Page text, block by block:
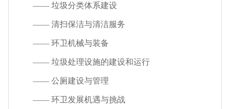
—— 垃圾分类体系建设
—— 清扫保洁与清洁服务
—— 环卫机械与装备
—— 垃圾处理设施的建设和运行
—— 公厕建设与管理
—— 环卫发展机遇与挑战